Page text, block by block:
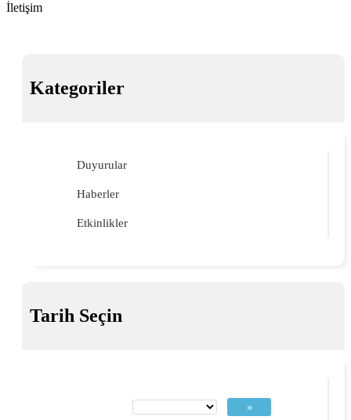
İletişim
Kategoriler
Duyurular
Haberler
Etkinlikler
Tarih Seçin
»